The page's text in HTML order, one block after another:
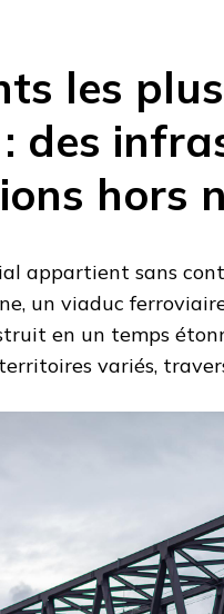
les
des
hors
appartient sans
un viaduc
en un temps
variés,